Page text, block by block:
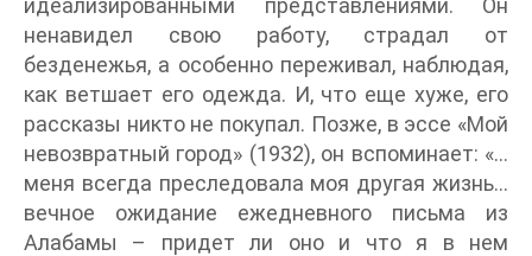
ненавидел свою работу, страдал от
безденежья, а особенно переживал, наблюдая,
как ветшает его одежда. И, что еще хуже, его
рассказы никто не покупал. Позже, в эссе «Мой
невозвратный город» (1932), он вспоминает: «…
меня всегда преследовала моя другая жизнь…
вечное ожидание ежедневного письма из
Алабамы – придет ли оно и что я в нем